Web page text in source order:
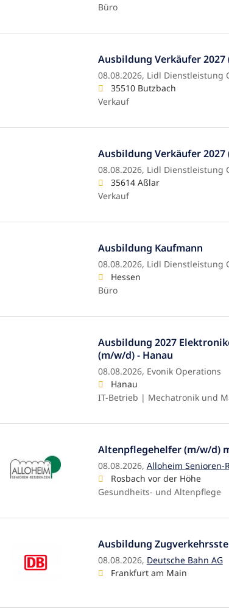
Büro
Ausbildung Verkäufer 2027
08.08.2026, Lidl Dienstleistung
35510 Butzbach
Verkauf
Ausbildung Verkäufer 2027
08.08.2026, Lidl Dienstleistung
35614 Aßlar
Verkauf
Ausbildung Kaufmann
08.08.2026, Lidl Dienstleistung
Hessen
Büro
Ausbildung 2027
(m/w/d) - Hanau
08.08.2026, Evonik Operations
Hanau
IT-Betrieb | Mechatronik und
Altenpflegehelfer (m/w/d)
08.08.2026, Alloheim Senioren-
Rosbach vor der Höhe
Gesundheits- und Altenpflege
Ausbildung
08.08.2026, Deutsche Bahn AG
Frankfurt am Main